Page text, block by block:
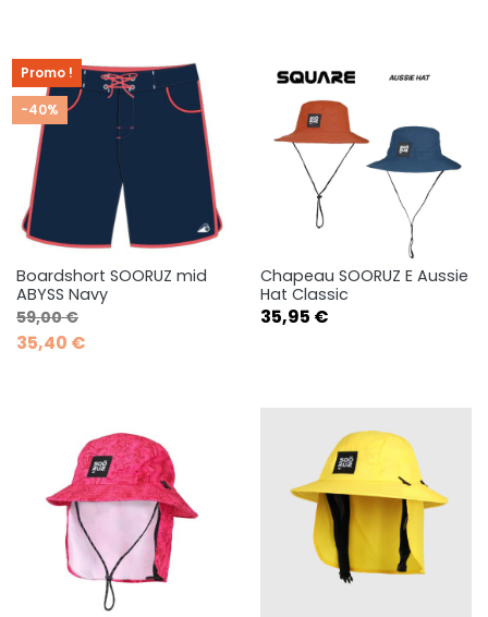
Boardshort SOORUZ mid
ABYSS Navy
Prix de base
59,00 €Prix
35,40 €
Promo !
-40%
Chapeau SOORUZ E Aussie
Hat Classic
Prix
35,95 €